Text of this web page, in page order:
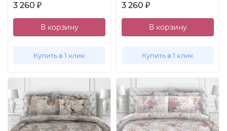
3 260 ₽
В корзину
Купить в 1 клик
3 260 ₽
В корзину
Купить в 1 клик